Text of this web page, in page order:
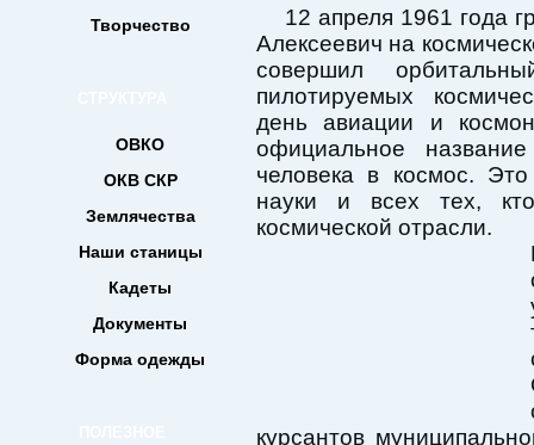
Творчество
ОВКО
ОКВ СКР
Землячества
Наши станицы
Кадеты
Документы
Форма одежды
12 апреля 1961 года
Алексеевич на
совершил
пилотируемых
день авиации и
официальное
человека в космос.
науки и всех тех,
космической отрасли.
курсантов